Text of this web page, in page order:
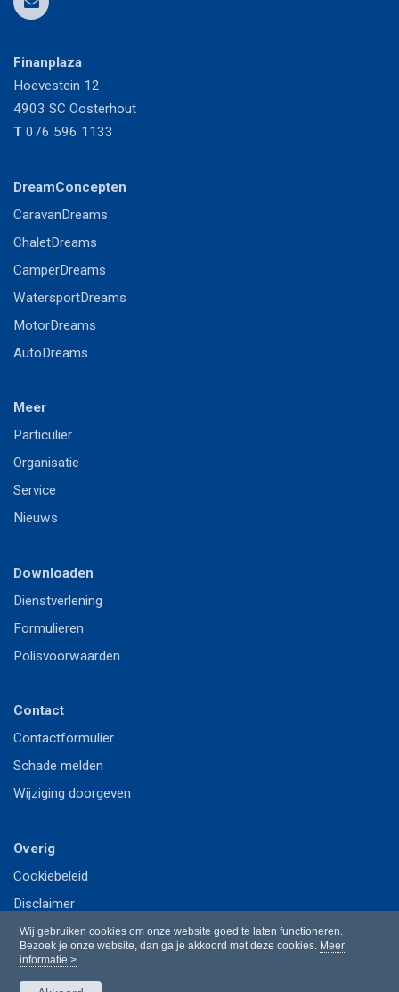
Wij gebruiken cookies om onze website goed te laten functioneren.
Bezoek je onze website, dan ga je akkoord met deze cookies. Meer
informatie >
Finanplaza
Hoevestein 12
4903 SC Oosterhout
T 076 596 1133
DreamConcepten
CaravanDreams
ChaletDreams
CamperDreams
WatersportDreams
MotorDreams
AutoDreams
Meer
Particulier
Organisatie
Service
Nieuws
Downloaden
Dienstverlening
Formulieren
Polisvoorwaarden
Contact
Contactformulier
Schade melden
Wijziging doorgeven
Overig
Cookiebeleid
Disclaimer
Privacy